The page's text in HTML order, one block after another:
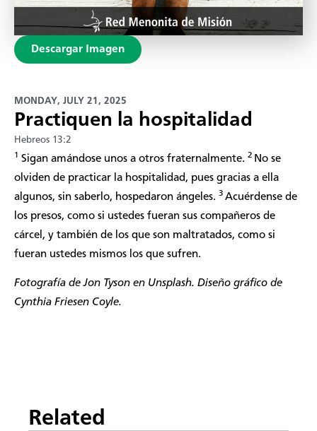
Descargar Imagen
MONDAY, JULY 21, 2025
Practiquen la hospitalidad
Hebreos 13:2
1 Sigan amándose unos a otros fraternalmente. 2 No se
olviden de practicar la hospitalidad, pues gracias a ella
algunos, sin saberlo, hospedaron ángeles. 3 Acuérdense de
los presos, como si ustedes fueran sus compañeros de
cárcel, y también de los que son maltratados, como si
fueran ustedes mismos los que sufren.
Fotografía deJon Tyson en Unsplash. Diseño gráfico de
Cynthia Friesen Coyle.
Related